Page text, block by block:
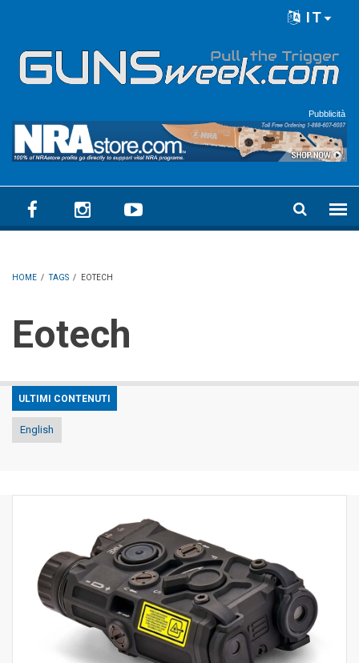
IT
Pubblicità
HOME / TAGS / EOTECH
Eotech
ULTIMI CONTENUTI
English